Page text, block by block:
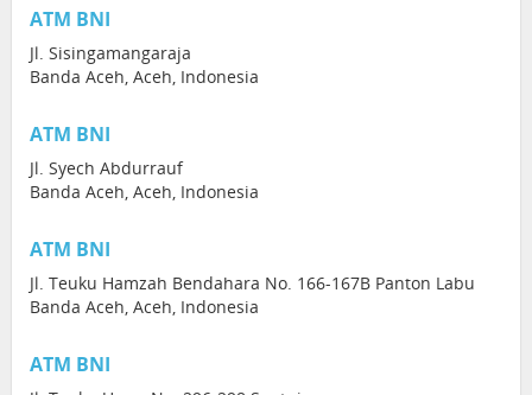
ATM BNI
Jl. Sisingamangaraja
Banda Aceh, Aceh, Indonesia
ATM BNI
Jl. Syech Abdurrauf
Banda Aceh, Aceh, Indonesia
ATM BNI
Jl. Teuku Hamzah Bendahara No. 166-167B Panton Labu
Banda Aceh, Aceh, Indonesia
ATM BNI